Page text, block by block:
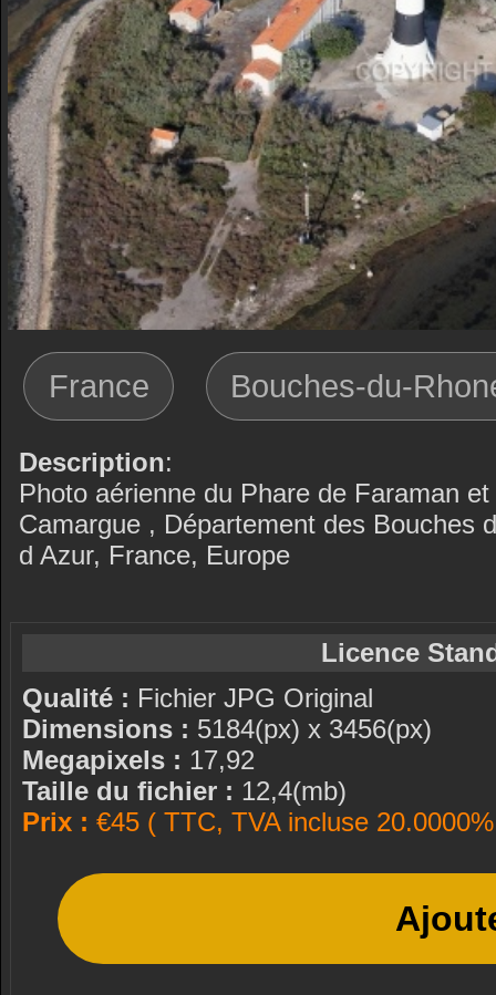
France Bouches-du-
Description:
Photo aérienne du Phare de Faraman
Camargue , Département des Bouches
d Azur, France, Europe
Licence
Qualité : Fichier JPG Original
Dimensions : 5184(px) x 3456(px)
Megapixels : 17,92
Taille du fichier : 12,4(mb)
Prix : €45 ( TTC, TVA incluse